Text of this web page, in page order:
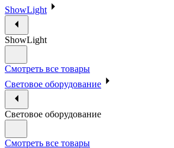
ShowLight
ShowLight
Смотреть все товары
Световое оборудование
Световое оборудование
Смотреть все товары